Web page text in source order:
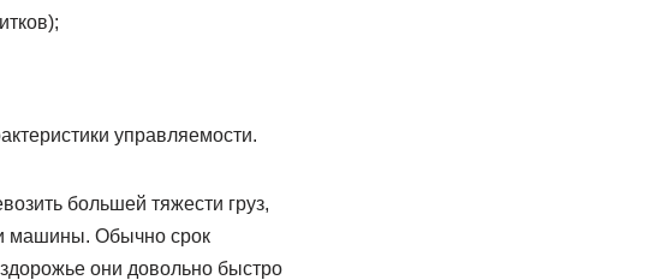
управляемости.
большей тяжести груз,
машины. Обычно срок
они довольно быстро